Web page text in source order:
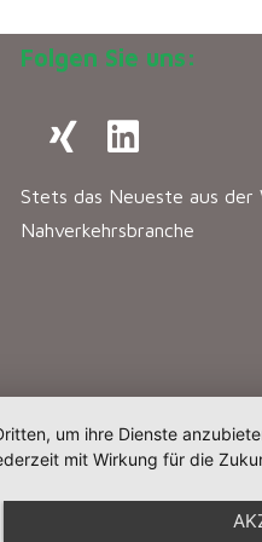
Folgen Sie uns:
Stets das Neueste aus der
Nahverkehrsbranche
um ihre Dienste
mit Wirkung für die